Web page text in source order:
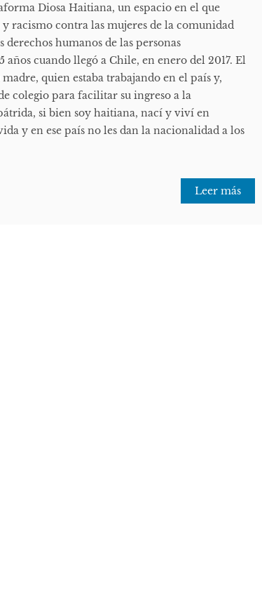
Diosa Haitiana, un espacio en el que
racismo contra las mujeres de la comunidad
humanos de las personas
años cuando llegó a Chile, en enero del 2017. El
quien estaba trabajando en el país y,
colegio para facilitar su ingreso a la
si bien soy haitiana, nací y viví en
y en ese país no les dan la nacionalidad a los
Leer más